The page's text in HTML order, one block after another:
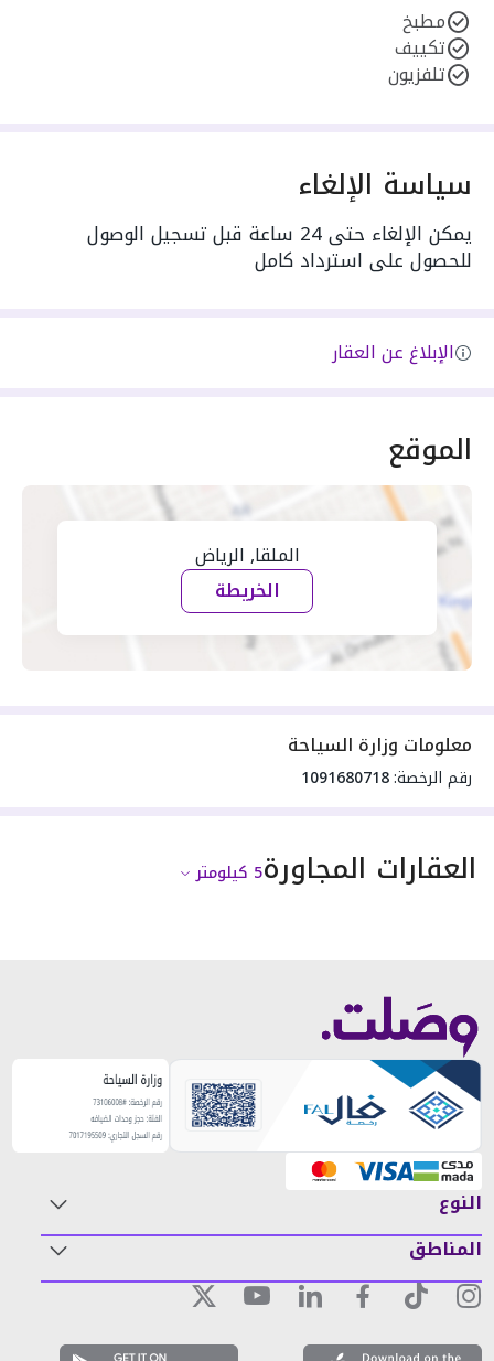
مطبخ
تكييف
تلفزيون
سياسة الإلغاء
يمكن الإلغاء حتى 24 ساعة قبل تسجيل الوصول
للحصول على استرداد كامل
الإبلاغ عن العقار
الموقع
الملقا, الرياض
الخريطة
معلومات وزارة السياحة
رقم الرخصة:1091680718
العقارات المجاورة5 كيلومتر
النوع
المناطق